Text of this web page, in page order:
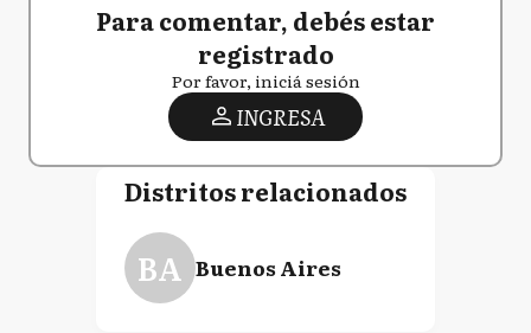
Para comentar, debés estar
registrado
Por favor, iniciá sesión
INGRESA
Distritos relacionados
BA Buenos Aires